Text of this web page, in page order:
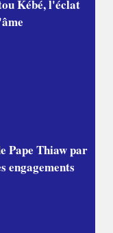
Kébé, l'éclat
Pape Thiaw par
engagements